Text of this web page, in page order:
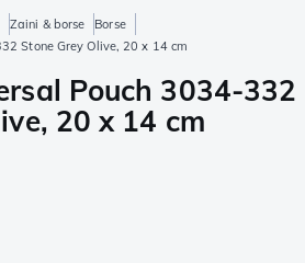
Zaini & borse
Borse
Stone Grey Olive, 20 x 14 cm
Pouch 3034-332
20 x 14 cm